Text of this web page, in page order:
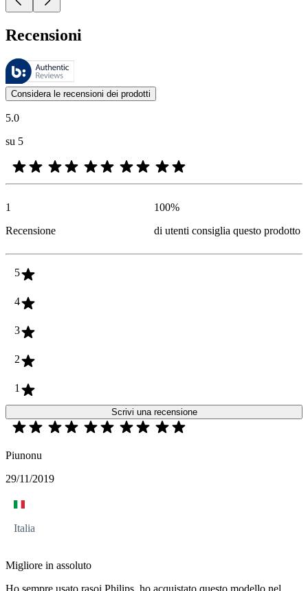
Recensioni
Queste recensioni sono gestite da Bazaarvoice e sono conformi
Le valutazioni dei prodotti e le classificazioni in stelle da parte degli
Considera le recensioni dei prodotti
5.0
su 5
1
Recensione
100%
di utenti consiglia questo prodotto
5
4
3
2
1
Scrivi una recensione
Piunonu
29/11/2019
Italia
Migliore in assoluto